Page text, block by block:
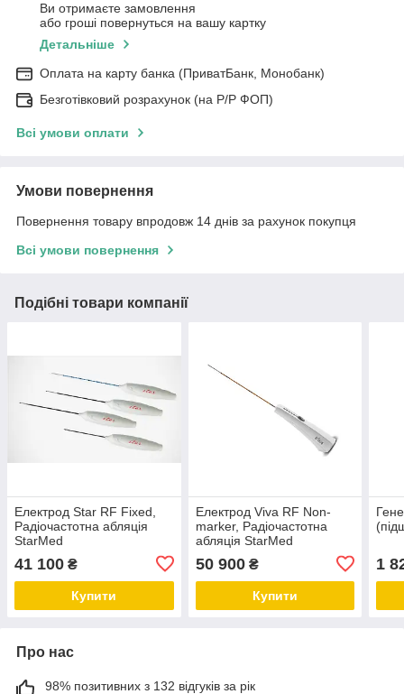
Ви отримаєте замовлення
або гроші повернуться на вашу картку
Детальніше
Оплата на карту банка (ПриватБанк, Монобанк)
Безготівковий розрахунок (на Р/Р ФОП)
Всі умови оплати
Умови повернення
Повернення товару впродовж 14 днів за рахунок покупця
Всі умови повернення
Подібні товари компанії
Електрод Star RF Fixed,
Радіочастотна абляція
StarMed
41 100 ₴
Купити
Електрод Viva RF Non-
marker, Радіочастотна
абляція StarMed
50 900₴
Купити
1
Про нас
98% позитивних з 132 відгуків за рік